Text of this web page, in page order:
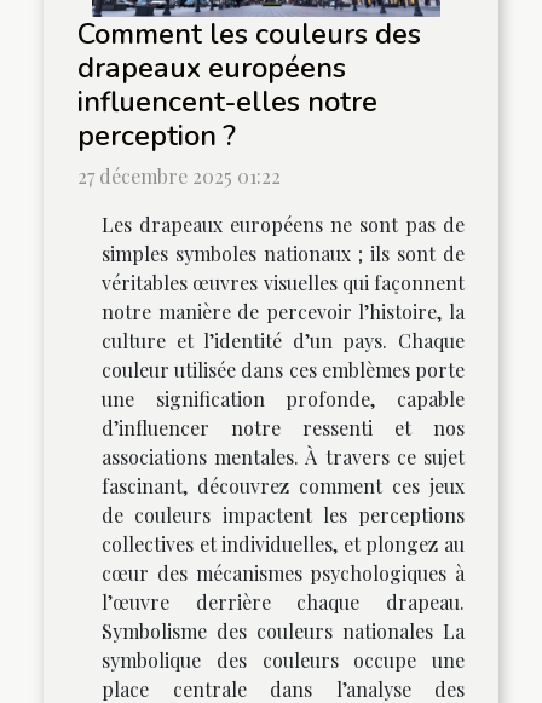
Comment les couleurs des
drapeaux européens
influencent-elles notre
perception ?
27 décembre 2025 01:22
Les drapeaux européens ne sont pas de
simples symboles nationaux ; ils sont de
véritables œuvres visuelles qui façonnent
notre manière de percevoir l’histoire, la
culture et l’identité d’un pays. Chaque
couleur utilisée dans ces emblèmes porte
une signification profonde, capable
d’influencer notre ressenti et nos
associations mentales. À travers ce sujet
fascinant, découvrez comment ces jeux
de couleurs impactent les perceptions
collectives et individuelles, et plongez au
cœur des mécanismes psychologiques à
l’œuvre derrière chaque drapeau.
Symbolisme des couleurs nationales La
symbolique des couleurs occupe une
place centrale dans l’analyse des